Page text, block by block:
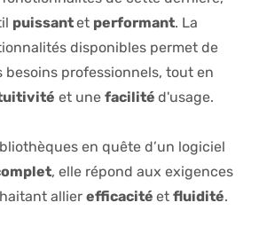
puissantet performant. La
disponibles permet de
besoins professionnels, tout en
et une facilité d'usage.
en quête d’un logiciel
, elle répond aux exigences
allier efficacité et fluidité.